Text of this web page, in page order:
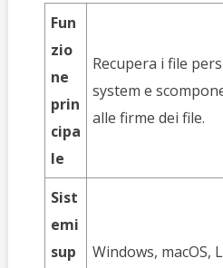
Fun
zio
ne
prin
cipa
le
Recupera i file
system e
alle firme dei file.
Sist
emi
sup
Windows, macOS,